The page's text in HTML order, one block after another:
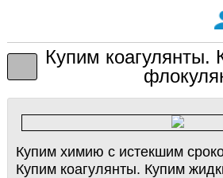
Купим коагулянты.
Купим химию с истекшим
Купим коагулянты. Купим